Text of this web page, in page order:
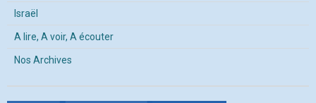
Israël
A lire, A voir, A écouter
Nos Archives